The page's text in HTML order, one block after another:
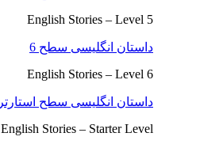
English Stories – Level 5
داستان انگلیسی سطح 6
English Stories – Level 6
داستان انگلیسی سطح استارتر
English Stories – Starter Level